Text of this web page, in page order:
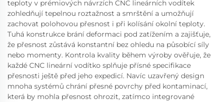
teploty v prémiových návrzích CNC lineárních vodítek
zohledňují tepelnou roztažnost a smrštění a umožňují
zachovat polohovou přesnost i při kolísání okolní teploty.
Tuhá konstrukce brání deformaci pod zatížením a zajišťuje,
že přesnost zůstává konstantní bez ohledu na působící síly
nebo momenty. Kontrola kvality během výroby ověřuje, že
každé CNC lineární vodítko splňuje přísné specifikace
přesnosti ještě před jeho expedicí. Navíc uzavřený design
mnoha systémů chrání přesné povrchy před kontaminací,
která by mohla přesnost ohrozit, zatímco integrované